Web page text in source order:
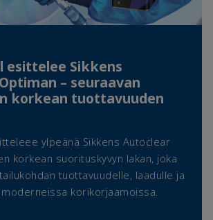
esittelee Sikkens
– seuraavan
korkean tuottavuuden
ylpeänä Sikkens Autoclear
korkean suorituskyvyn lakan, joka
tuottavuudelle, laadulle ja
korikorjaamoissa.